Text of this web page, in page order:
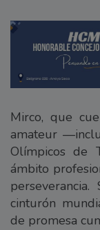
Mirco, que
amateur
Olímpicos de
ámbito
cinturón
de promesa